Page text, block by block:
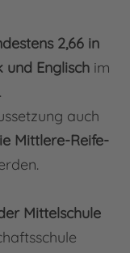
2,66 in
und Englisch im
auch
Mittlere-Reife-
Mittelschule